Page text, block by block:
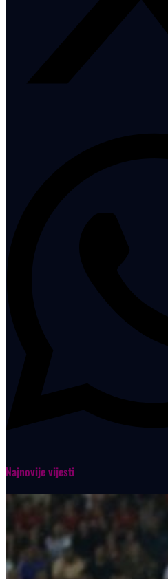
Najnovije vijesti